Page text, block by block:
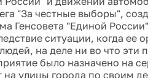
"За честные выборы",
Генсовета "Единой
ситуации, когда ее
на деле ни во что эти
было назначено на
улицы города по своим